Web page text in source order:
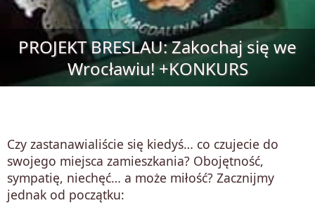
PROJEKT BRESLAU: Zakochaj się we
Wrocławiu! +KONKURS
Czy zastanawialiście się kiedyś… co czujecie do
swojego miejsca zamieszkania? Obojętność,
sympatię, niechęć… a może miłość? Zacznijmy
jednak od początku: